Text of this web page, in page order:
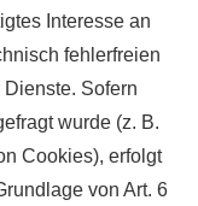
Interesse an
fehlerfreien
Sofern
wurde (z. B.
Cookies), erfolgt
von Art. 6